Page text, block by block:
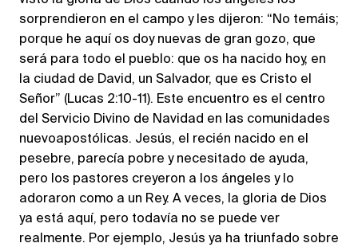
sorprendieron en el campo y les dijeron: “No temáis;
porque he aquí os doy nuevas de gran gozo, que
será para todo el pueblo: que os ha nacido hoy, en
la ciudad de David, un Salvador, que es Cristo el
Señor” (Lucas 2:10-11). Este encuentro es el centro
del Servicio Divino de Navidad en las comunidades
nuevoapostólicas. Jesús, el recién nacido en el
pesebre, parecía pobre y necesitado de ayuda,
pero los pastores creyeron a los ángeles y lo
adoraron como a un Rey. A veces, la gloria de Dios
ya está aquí, pero todavía no se puede ver
realmente. Por ejemplo, Jesús ya ha triunfado sobre